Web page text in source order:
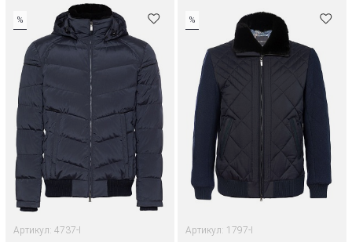
%
Артикул: 4737-I
%
Артикул: 1797-I